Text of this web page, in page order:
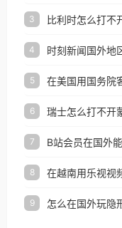
3
4
5
6
7
8
9